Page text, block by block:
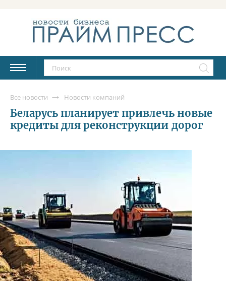
Все новости Новости компаний
Беларусь планирует привлечь новые
кредиты для реконструкции дорог